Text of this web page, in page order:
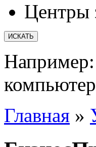
Центры
Например:
Главная »